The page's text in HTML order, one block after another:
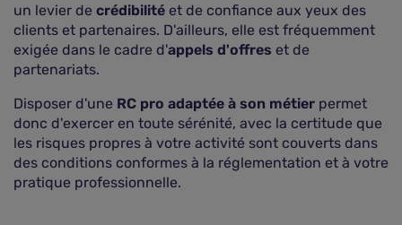
un levier de crédibilité et de confiance aux yeux des
clients et partenaires. D'ailleurs, elle est fréquemment
exigée dans le cadre d'appels d'offres et de
partenariats.
Disposer d'une RC pro adaptée à son métier permet
donc d'exercer en toute sérénité, avec la certitude que
les risques propres à votre activité sont couverts dans
des conditions conformes à la réglementation et à votre
pratique professionnelle.